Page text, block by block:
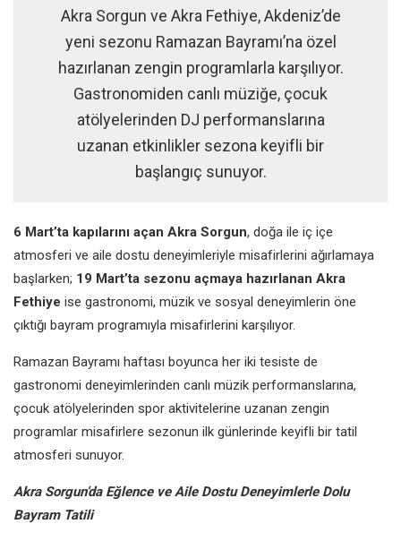
Akra Sorgun ve Akra Fethiye, Akdeniz’de
yeni sezonu Ramazan Bayramı’na özel
hazırlanan zengin programlarla karşılıyor.
Gastronomiden canlı müziğe, çocuk
atölyelerinden DJ performanslarına
uzanan etkinlikler sezona keyifli bir
başlangıç sunuyor.
6 Mart’ta kapılarını açan Akra Sorgun, doğa ile iç içe
atmosferi ve aile dostu deneyimleriyle misafirlerini ağırlamaya
başlarken; 19 Mart’ta sezonu açmaya hazırlanan Akra
Fethiye ise gastronomi, müzik ve sosyal deneyimlerin öne
çıktığı bayram programıyla misafirlerini karşılıyor.
Ramazan Bayramı haftası boyunca her iki tesiste de
gastronomi deneyimlerinden canlı müzik performanslarına,
çocuk atölyelerinden spor aktivitelerine uzanan zengin
programlar misafirlere sezonun ilk günlerinde keyifli bir tatil
atmosferi sunuyor.
Akra Sorgun’da Eğlence ve Aile Dostu Deneyimlerle Dolu
Bayram Tatili